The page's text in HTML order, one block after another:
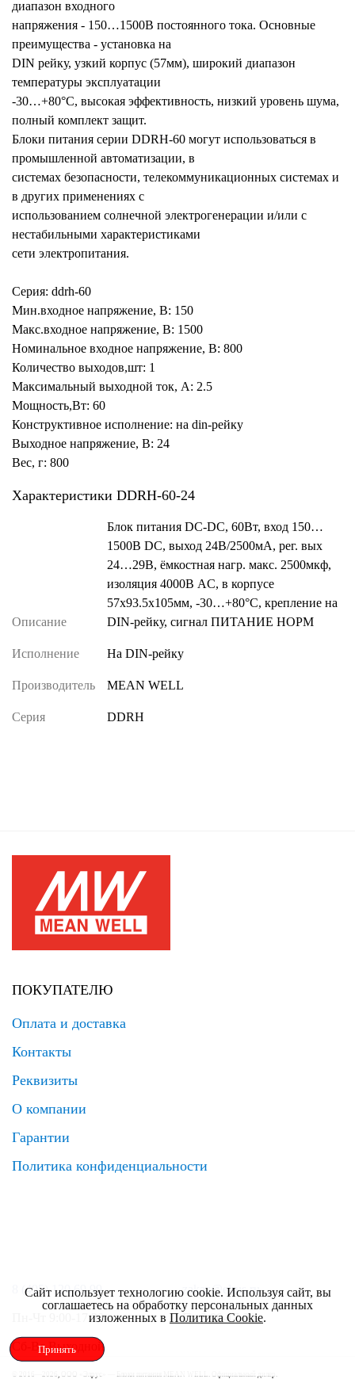
диапазон входного
напряжения - 150…1500В постоянного тока. Основные
преимущества - установка на
DIN рейку, узкий корпус (57мм), широкий диапазон
температуры эксплуатации
-30…+80°С, высокая эффективность, низкий уровень шума,
полный комплект защит.
Блоки питания серии DDRH-60 могут использоваться в
промышленной автоматизации, в
системах безопасности, телекоммуникационных системах и
в других применениях с
использованием солнечной электрогенерации и/или с
нестабильными характеристиками
сети электропитания.
Серия: ddrh-60
Мин.входное напряжение, В: 150
Макс.входное напряжение, В: 1500
Номинальное входное напряжение, В: 800
Количество выходов,шт: 1
Максимальный выходной ток, А: 2.5
Мощность,Вт: 60
Конструктивное исполнение: на din-рейку
Выходное напряжение, В: 24
Вес, г: 800
Характеристики DDRH-60-24
Описание
Блок питания DC-DC, 60Вт, вход 150…
1500В DC, выход 24В/2500мА, рег. вых
24…29В, ёмкостная нагр. макс. 2500мкф,
изоляция 4000В AC, в корпусе
57х93.5х105мм, -30…+80°С, крепление на
DIN-рейку, сигнал ПИТАНИЕ НОРМ
Исполнение На DIN-рейку
Производитель MEAN WELL
Серия DDRH
ПОКУПАТЕЛЮ
Оплата и доставка
Контакты
Реквизиты
О компании
Гарантии
Политика конфиденциальности
8 (495) 120 69 99 zakaz@elrus.ru
Пн-Чт 9:00-17:30 Пт 9:00-17:00
Сб-Вс Выходной
Сайт использует технологию cookie. Используя сайт, вы
соглашаетесь на обработку персональных данных
изложенных в Политика Cookie.
Принять